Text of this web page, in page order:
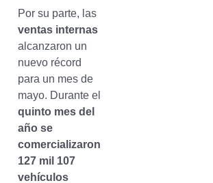
Por su parte, las
ventas internas
alcanzaron un
nuevo récord
para un mes de
mayo. Durante el
quinto mes del
año se
comercializaron
127 mil 107
vehículos